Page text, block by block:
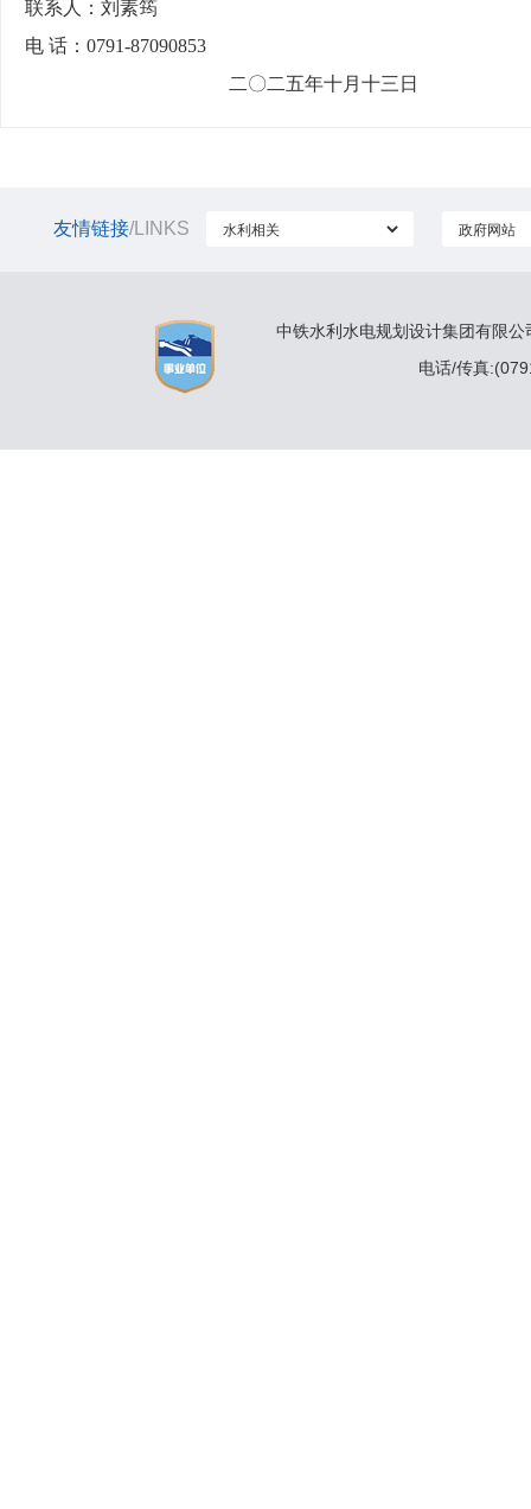
联系 人： 刘素筠
电 话： 0791-87090853
二〇二五年十月 十三 日
友情链接/LINKS
中铁水利水电规划设计集团有限
电话/传真